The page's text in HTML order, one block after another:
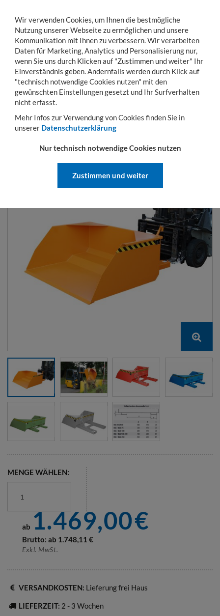
Toggle
navigation
MENÜ KONTO WARENKORB
Sie sind hier: Hubgeräte Staplerschaufeln
SCHAUFEL TYP BSE
MENGE WÄHLEN:
ab 1.469,00€
Brutto: ab 1.748,11 €
Exkl. MwSt.
VERSANDKOSTEN: Lieferung frei Haus
LIEFERZEIT: 2 - 3 Wochen
Wir verwenden Cookies, um Ihnen die bestmögliche
Nutzung unserer Webseite zu ermöglichen und unsere
Kommunikation mit Ihnen zu verbessern. Wir verarbeiten
Daten für Marketing, Analytics und Personalisierung nur,
wenn Sie uns durch Klicken auf "Zustimmen und weiter" Ihr
Einverständnis geben. Andernfalls werden durch Klick auf
"technisch notwendige Cookies nutzen" mit den
gewünschten Einstellungen gesetzt und Ihr Surfverhalten
nicht erfasst.
Mehr Infos zur Verwendung von Cookies finden Sie in
unserer Datenschutzerklärung
Nur technisch notwendige Cookies nutzen
Zustimmen und weiter